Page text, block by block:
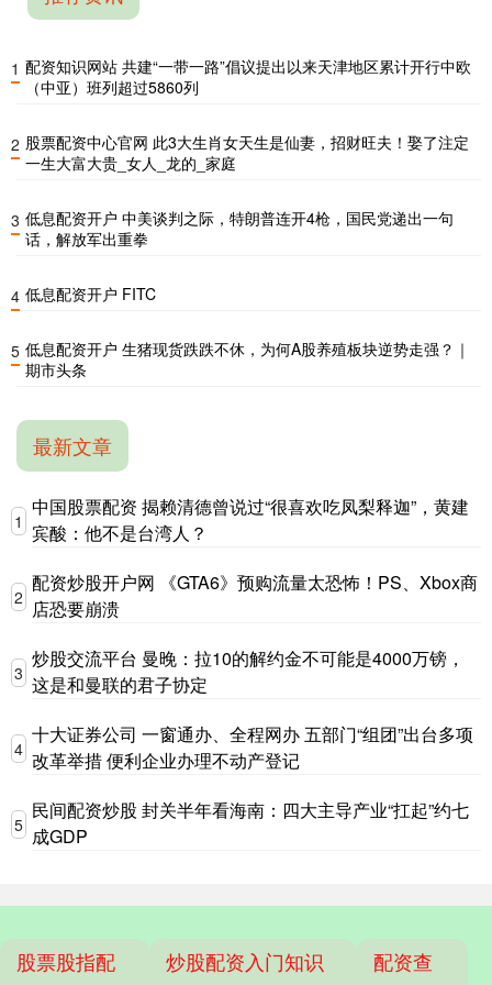
1 配资知识网站 共建“一带一路”倡议提出以来天津地区累计开行中欧
（中亚）班列超过5860列
2 股票配资中心官网 此3大生肖女天生是仙妻，招财旺夫！娶了注定
一生大富大贵_女人_龙的_家庭
3 低息配资开户 中美谈判之际，特朗普连开4枪，国民党递出一句
话，解放军出重拳
4 低息配资开户 FITC
5 低息配资开户 生猪现货跌跌不休，为何A股养殖板块逆势走强？｜
期市头条
最新文章
1
中国股票配资 揭赖清德曾说过“很喜欢吃凤梨释迦”，黄建
宾酸：他不是台湾人？
2
配资炒股开户网 《GTA6》预购流量太恐怖！PS、Xbox商
店恐要崩溃
3
炒股交流平台 曼晚：拉10的解约金不可能是4000万镑，
这是和曼联的君子协定
4
十大证券公司 一窗通办、全程网办 五部门“组团”出台多项
改革举措 便利企业办理不动产登记
5
民间配资炒股 封关半年看海南：四大主导产业“扛起”约七
成GDP
股票股指配
炒股配资入门知识
配资查